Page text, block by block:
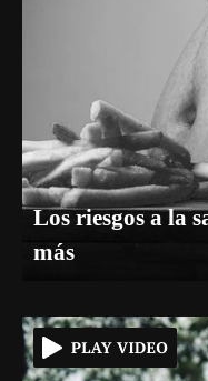
Los riesgos a la
más